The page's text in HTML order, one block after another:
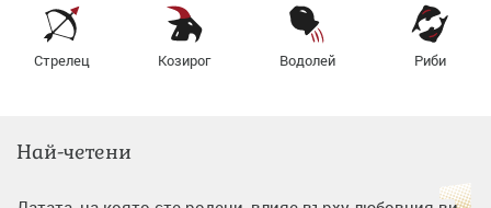
Стрелец Козирог Водолей Риби
Най-четени